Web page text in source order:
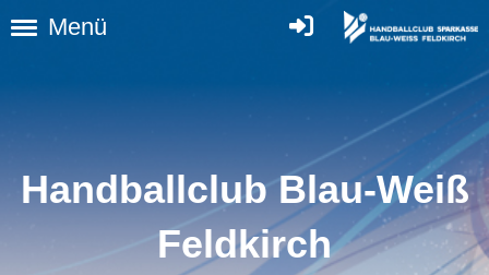
Menü
Handballclub Blau-Weiß
Feldkirch